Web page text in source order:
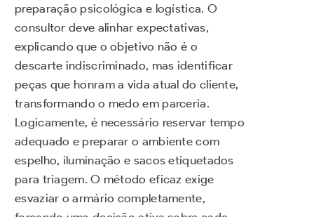
preparação psicológica e logística. O
consultor deve alinhar expectativas,
explicando que o objetivo não é o
descarte indiscriminado, mas identificar
peças que honram a vida atual do cliente,
transformando o medo em parceria.
Logicamente, é necessário reservar tempo
adequado e preparar o ambiente com
espelho, iluminação e sacos etiquetados
para triagem. O método eficaz exige
esvaziar o armário completamente,